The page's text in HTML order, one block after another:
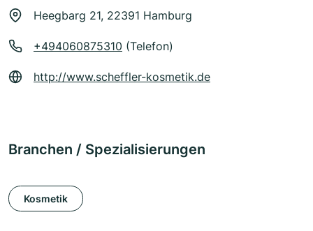
Heegbarg 21, 22391 Hamburg
+494060875310 (Telefon)
http://www.scheffler-kosmetik.de
Branchen / Spezialisierungen
Kosmetik